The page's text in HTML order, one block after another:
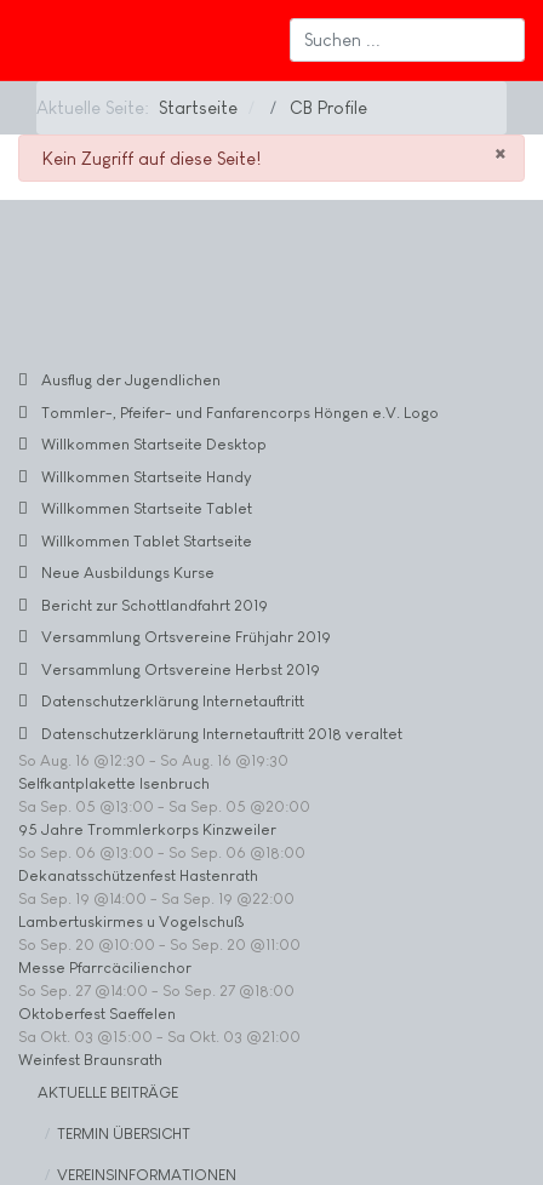
Aktuelle Seite: Startseite CB Profile
×
danger
Kein Zugriff auf diese Seite!
Ausflug der Jugendlichen
Tommler-, Pfeifer- und Fanfarencorps Höngen e.V. Logo
Willkommen Startseite Desktop
Willkommen Startseite Handy
Willkommen Startseite Tablet
Willkommen Tablet Startseite
Neue Ausbildungs Kurse
Bericht zur Schottlandfahrt 2019
Versammlung Ortsvereine Frühjahr 2019
Versammlung Ortsvereine Herbst 2019
Datenschutzerklärung Internetauftritt
Datenschutzerklärung Internetauftritt 2018 veraltet
So Aug. 16 @12:30 - So Aug. 16 @19:30
Selfkantplakette Isenbruch
Sa Sep. 05 @13:00 - Sa Sep. 05 @20:00
95 Jahre Trommlerkorps Kinzweiler
So Sep. 06 @13:00 - So Sep. 06 @18:00
Dekanatsschützenfest Hastenrath
Sa Sep. 19 @14:00 - Sa Sep. 19 @22:00
Lambertuskirmes u Vogelschuß
So Sep. 20 @10:00 - So Sep. 20 @11:00
Messe Pfarrcäcilienchor
So Sep. 27 @14:00 - So Sep. 27 @18:00
Oktoberfest Saeffelen
Sa Okt. 03 @15:00 - Sa Okt. 03 @21:00
Weinfest Braunsrath
AKTUELLE BEITRÄGE
TERMIN ÜBERSICHT
VEREINSINFORMATIONEN